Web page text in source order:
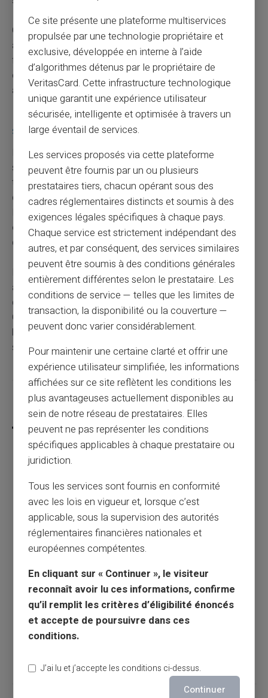
Cette approche pourrait paraître contraignante, mais elle
assure une paix d’esprit remarquable, sachant que vos
fonds principaux restent intacts. N'hésitez pas à
envisager cette méthode si vous êtes un adepte des
achats en ligne fréquents.
Les forces et limites des solutions de
sécurité intégrées
Les marketplaces possèdent généralement leurs
systèmes internes conçus pour renforcer la sécurité des
transactions et des interactions entre utilisateurs. Bien
qu'efficaces, ces mesures ont aussi leurs limites.
Réfugiez-vous derrière ces solutions exploitant des
outils tels que le chiffrement, mais ne considérez jamais
qu'elles suffisent pour pallier toutes les failles possibles.
Rester informé des dernières astuces des fraudeurs et
adapter en conséquence vos habitudes d'achat
demeure la clé pour sécuriser votre expérience en ligne.
Conjuguer mesures technologiques et vigilance
humaine définit un duo gagnant pour naviguer
sereinement dans cet écosystème virtuel.
Partager cet article
les transactions en ligne est plus sûr qu'une
carte bancaire classique ?
Article précédent
Jeux en ligne et applications mobiles :
comment éviter les prélèvements cachés ?
Ce site présente une plateforme multiservices
propulsée par une technologie propriétaire et
exclusive, développée en interne à l’aide
d’algorithmes détenus par le propriétaire de
VeritasCard. Cette infrastructure technologique
unique garantit une expérience utilisateur
sécurisée, intelligente et optimisée à travers un
large éventail de services.
Les services proposés via cette plateforme
peuvent être fournis par un ou plusieurs
prestataires tiers, chacun opérant sous des
cadres réglementaires distincts et soumis à des
exigences légales spécifiques à chaque pays.
Chaque service est strictement indépendant des
autres, et par conséquent, des services similaires
peuvent être soumis à des conditions générales
entièrement différentes selon le prestataire. Les
conditions de service — telles que les limites de
transaction, la disponibilité ou la couverture —
peuvent donc varier considérablement.
Pour maintenir une certaine clarté et offrir une
expérience utilisateur simplifiée, les informations
affichées sur ce site reflètent les conditions les
plus avantageuses actuellement disponibles au
sein de notre réseau de prestataires. Elles
peuvent ne pas représenter les conditions
spécifiques applicables à chaque prestataire ou
juridiction.
Tous les services sont fournis en conformité
avec les lois en vigueur et, lorsque c’est
applicable, sous la supervision des autorités
réglementaires financières nationales et
européennes compétentes.
En cliquant sur « Continuer », le visiteur
reconnaît avoir lu ces informations, confirme
qu’il remplit les critères d’éligibilité énoncés
et accepte de poursuivre dans ces
conditions.
J’ai lu et j’accepte les conditions ci-dessus.
Continuer